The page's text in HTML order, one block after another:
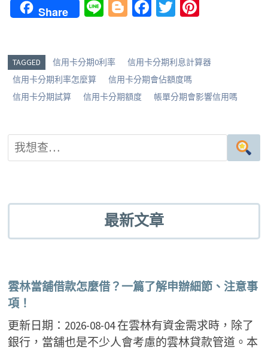
Share
Li
Bl
g
er
Fa
o
o
k
T
er es
TAGGED 信用卡分期0利率
信用卡分期利息計算器
信用卡分期利率怎麼算
信用卡分期會佔額度嗎
信用卡分期試算
信用卡分期額度 帳單分期會影響信用嗎
最新文章
雲林當舖借款怎麼借？一篇了解申辦細節、注意事
項！
更新日期：2026-08-04 在雲林有資金需求時，除了
銀行，當舖也是不少人會考慮的雲林貸款管道。本